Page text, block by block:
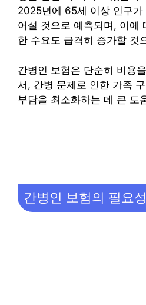
2025년에 65세 이상 인구
어설 것으로 예측되며, 이에
한 수요도 급격히 증가할 것
간병인 보험은 단순히 비용
서, 간병 문제로 인한 가족
부담을 최소화하는 데 큰 도
간병인 보험의 필요성